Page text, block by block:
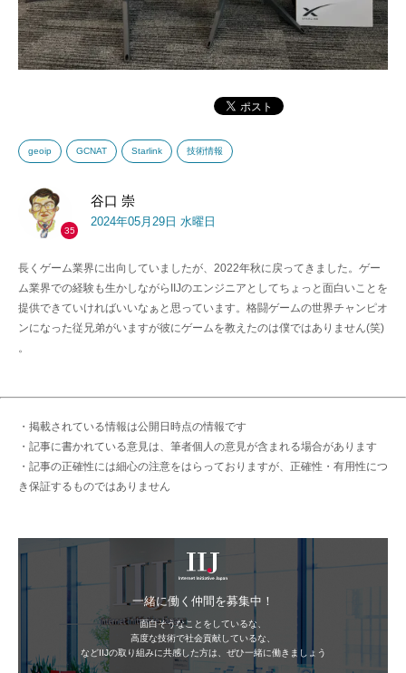
geoip GCNAT Starlink 技術情報
35
谷口 崇
2024年05月29日 水曜日
長くゲーム業界に出向していましたが、2022年秋に戻ってきました。ゲー
ム業界での経験も生かしながらIIJのエンジニアとしてちょっと面白いことを
提供できていければいいなぁと思っています。格闘ゲームの世界チャンピオ
ンになった従兄弟がいますが彼にゲームを教えたのは僕ではありません(笑)
。
・掲載されている情報は公開日時点の情報です
・記事に書かれている意見は、筆者個人の意見が含まれる場合があります
・記事の正確性には細心の注意をはらっておりますが、正確性・有用性につ
き保証するものではありません
IIJ
一緒に働く仲間を募集中！
面白そうなことをしているな、
高度な技術で社会貢献しているな、
などIIJの取り組みに共感した方は、ぜひ一緒に働きましょう